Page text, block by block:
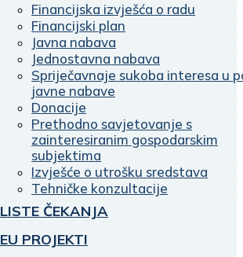
Financijska izvješća o radu
Financijski plan
Javna nabava
Jednostavna nabava
Spriječavnaje sukoba interesa u
javne nabave
Donacije
Prethodno savjetovanje s
zainteresiranim gospodarskim
subjektima
Izvješće o utrošku sredstava
Tehničke konzultacije
LISTE ČEKANJA
EU PROJEKTI